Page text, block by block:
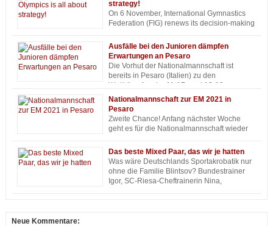
Mai 2014) und der Vorsitzender der Interessengemeinschaft der
Nichtolympischen Verbände im DOSB (IG NOV / seit Dezember 2018)
jetzt auch (fast) ganz an der Spitze des deutschen Sports insgesamt!
strategy!
On 6 November, International Gymnastics
Federation (FIG) renews its decision-making
in Antalya (Turkey). Most important of all: Two candidates will run for FIG
Presidency, current FIG President Morinari Watanabe (Japan) and Dr.
Farid Gayibov (Azerbaijan), President of European Gymnastics. During
the European Championships in Pesaro (Italy) I had the chance to ask
the challenger about his strategy for Acrobatic Gymnastics.
Ausfälle bei den Junioren dämpfen
Erwartungen an Pesaro
Die Vorhut der Nationalmannschaft ist
bereits in Pesaro (Italien) zu den
Wettkämpfen der 11-17- und 12-19-
Jährigen. Nächste Woche tragen die Junioren und Senioren ihre
Europameisterschaften aus. Was kann erwartet werden?
Nationalmannschaft zur EM 2021 in
Pesaro
Zweite Chance! Anfang nächster Woche
geht es für die Nationalmannschaft wieder
in Genf (ursprünglich 2020, aber verschoben auf 2021) stehen jetzt
auch noch ganz regulär die kontinentalen Titelkämpfe in Pesaro (Italien)
an. Zur Europameisterschaft schenkt der Deutsche Sportakrobatik Bund
nahezu dem gesamten Mega-Team, das bereits bei der WM an den
Start gegangen war, erneut das Vertrauen. Man war mit dem
Das beste Mixed Paar, das wir je hatten
Was wäre Deutschlands Sportakrobatik nur
ohne die Familie Blintsov? Bundestrainer
Igor, SC-Riesa-Cheftrainerin Nina,
Deutschland je hatte.
Neue Kommentare: